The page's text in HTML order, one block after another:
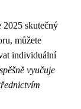
2025 skutečný
můžete
individuální
vyučuje